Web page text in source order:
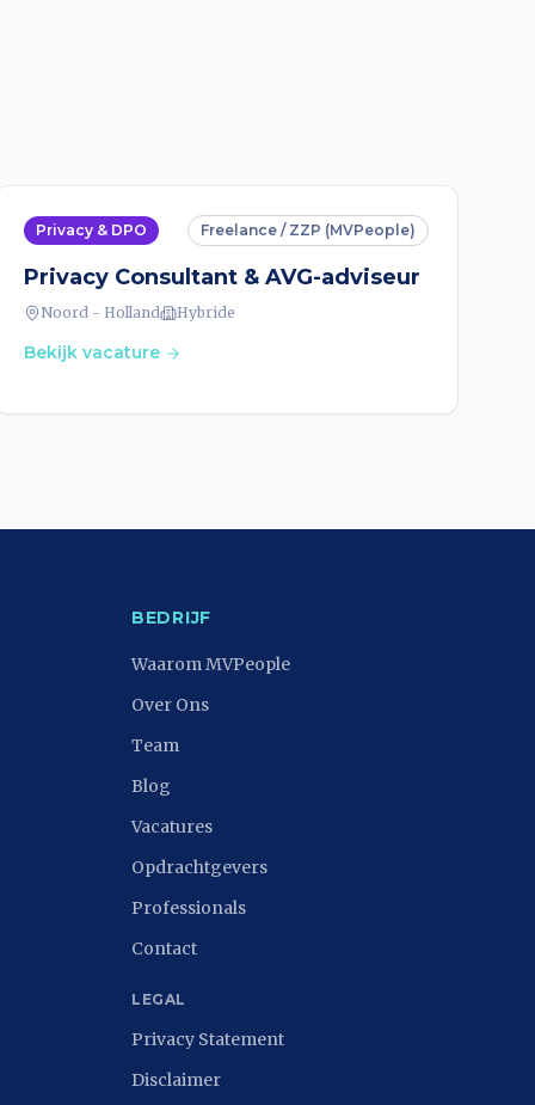
Privacy & DPO Freelance / ZZP (MVPeople)
Privacy Consultant & AVG-adviseur
Noord - Holland Hybride
Bekijk vacature
BEDRIJF
Waarom MVPeople
Over Ons
Team
Blog
Vacatures
Opdrachtgevers
Professionals
Contact
LEGAL
Privacy Statement
Disclaimer